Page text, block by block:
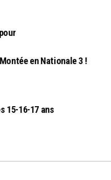
Montée en Nationale 3 !
15-16-17 ans